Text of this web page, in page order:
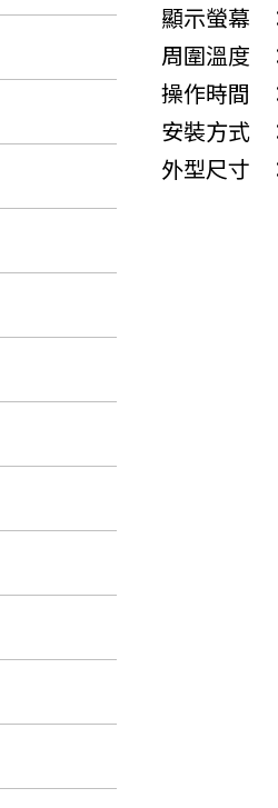
顯示螢幕
周圍溫度
操作時間
安裝方式
外型尺寸